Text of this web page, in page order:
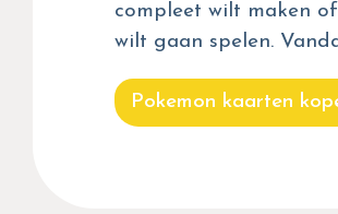
compleet wilt maken
wilt gaan spelen.
Pokemon kaarten